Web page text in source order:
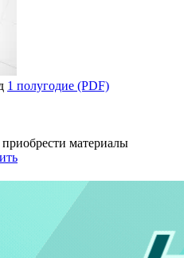
1 полугодие (PDF)
материалы